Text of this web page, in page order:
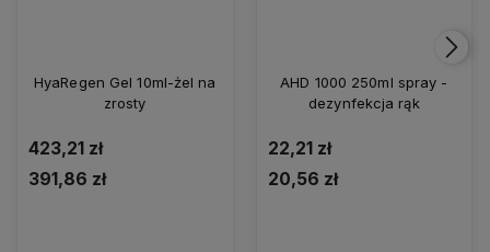
HyaRegen Gel 10ml-żel na
zrosty
423,21 zł
391,86 zł
AHD 1000 250ml spray -
dezynfekcja rąk
22,21 zł
20,56 zł